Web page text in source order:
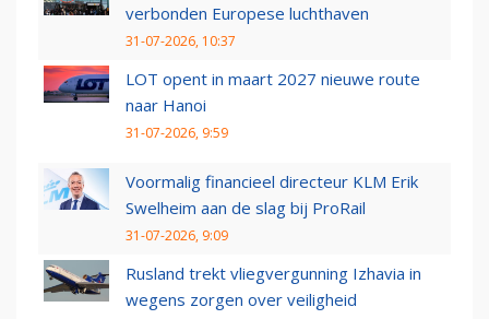
verbonden Europese luchthaven
31-07-2026, 10:37
LOT opent in maart 2027 nieuwe route
naar Hanoi
31-07-2026, 9:59
Voormalig financieel directeur KLM Erik
Swelheim aan de slag bij ProRail
31-07-2026, 9:09
Rusland trekt vliegvergunning Izhavia in
wegens zorgen over veiligheid